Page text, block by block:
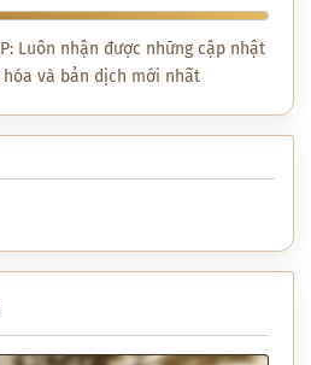
Luôn nhận được những cập nhật
và bản dịch mới nhất